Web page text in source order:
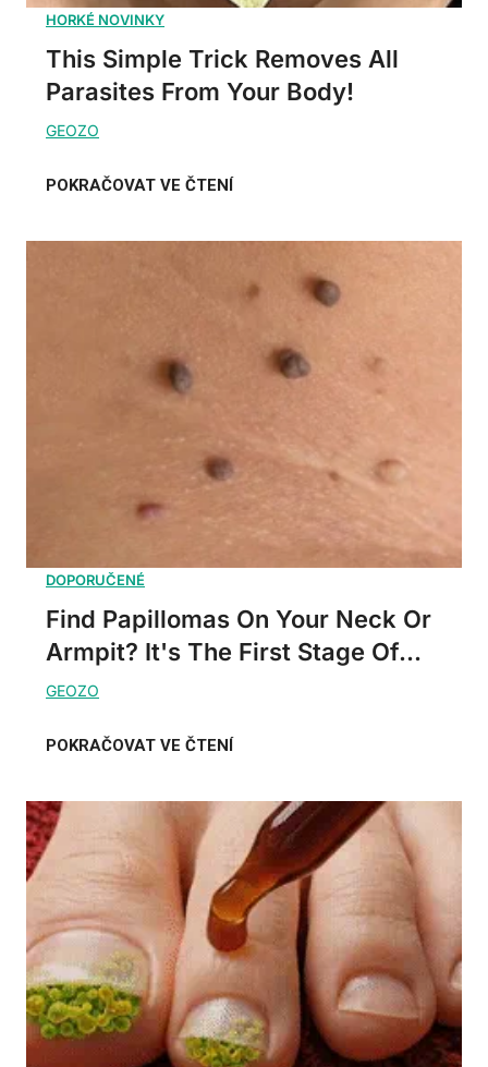
This Simple Trick Removes All
Parasites From Your Body!
Find Papillomas On Your Neck Or
Armpit? It's The First Stage Of...